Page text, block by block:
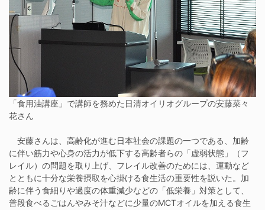
「食用油講座」で講師を務めた日清オイリオグループの安藤菜々
花さん
安藤さんは、高齢化が進む日本社会の課題の一つである、加齢
に伴い筋力や心身の活力が低下する高齢者らの「虚弱状態」（フ
レイル）の問題を取り上げ、フレイル改善のためには、運動など
とともに十分な栄養摂取を心掛ける食生活の重要性を説いた。加
齢に伴う食細りや過度の体重減少などの「低栄養」対策として、
普段食べるごはんやみそ汁などに少量のMCTオイルを加える食生